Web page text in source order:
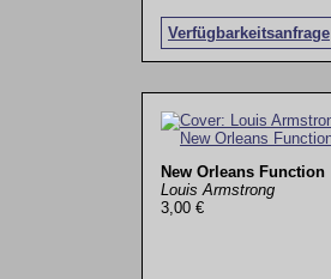
Verfügbarkeitsanfrage
New Orleans Function
Louis Armstrong
3,00 €